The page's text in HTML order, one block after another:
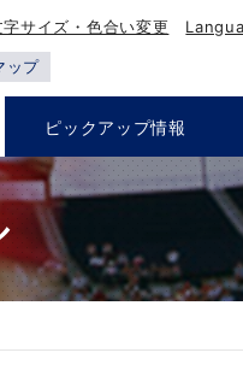
字サイズ・色合い変更
ップ
ピックアップ情報